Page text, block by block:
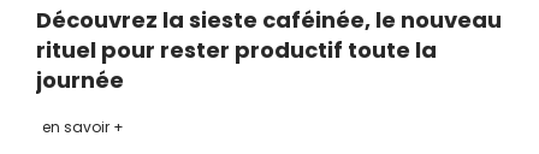
Découvrez la sieste caféinée, le nouveau
rituel pour rester productif toute la
journée
en savoir +